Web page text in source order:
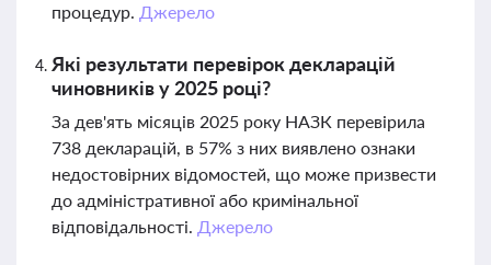
процедур. Джерело
Які результати перевірок декларацій
чиновників у 2025 році?
За дев'ять місяців 2025 року НАЗК перевірила
738 декларацій, в 57% з них виявлено ознаки
недостовірних відомостей, що може призвести
до адміністративної або кримінальної
відповідальності. Джерело